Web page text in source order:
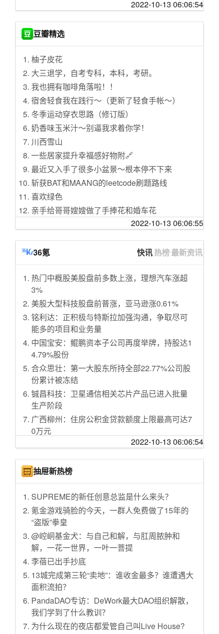
拒绝腰酸背痛 站着把工打了-北弧K2电动升降桌
轻松家居清洁 篇十二：简单轻松就实现了扫拖
自由，石头扫地机器人G10S AUTO使用感受
夫拉手机壳
有“多”有“少”，添可芙万3.0藏着哪些好用的秘
密？
回血省钱 篇六十八：【酷喵VIP 1.8折福利】91.
25年卡、8元月卡，每天仅需0.25元，1分钟轻
松教程
白酒价格狂跌：“双11” 买酒清单与价格分享
记小黄鱼7K入在保iPhone13 Pro Max 512G当
天又退的经历
入住后才醒悟：卫生间这15个装修种下的苦
果，要用余生咀嚼
从“听个响”到“好声音”，天龙Denon Home家族
轻松满足家庭多样化需求
女主播们的瑜伽裤，能塞下“三室一厅”，这件单
品女生们穿上既爱上
二狗聊数码 篇一百一十一：零基础也能轻松上
双11还没来，这些“养老”小家电怎么就已经塞满
了我的购物车呢？
电子产品 篇二十：我的OCULUS QUEST2终于
可以退役了！Pro版本4倍像素质量终于来
了！！！
拿下建行大山白，全靠这些技巧
专业护腰护脊人体工学椅怎么选？从1千到2千
再到3千多，保友金豪ew 2代人体工学椅深度体
验评测
bubble推荐清单 篇二十五：一秒入秋，36款优
衣库男装服饰特惠清单！换季/降温必备，顺风
包邮，喜欢的不要错过！
AMD 7600X性能如何？核显能玩什么游戏？这
篇告诉你！ELITE GO!AMD 7600X首发！
京东金融积分，边花边省
刘作虎开窍了：5000mAh电池+5nm芯片仅199
9元，12+256GB售价亲民
【Switch清灰日记】真香蛋炒饭来了，年末值
得一玩的NS大作
网络1:实践低成本小户型AP+AC网络方案-以女
朋友家为例
人类幼崽的护肤品分享
米家烹饪机器人是不是智商税？真实体验后觉
得还挺香的
apple watch，是男人就选41！
没有“改变”的新玩意－罗技G502 XPlus
EDC 篇四：财经专业团队的软硬生产力工具分
Meta 发布 1500 美元的 VR 头显
特斯拉和比亚迪电动车交付量破记录
制
Firefox 如何改进 macOS 版本的响应
访问密钥在 GitHub 暴露五年后丰田警告数据泄
露
调查显示逾四成 Windows PC 无法升级到 Wind
ows 11
ISC DHCP Server 寿命终止
PC 出货量三季度同比下降近 20%
2022-10-13 06:06:54
豆瓣精选
柚子皮花
大三退学，自考专科，本科，考研。
我也拥有咖啡角落啦！！
宿舍轻食我在践行～（更新了轻食手帐～）
冬季运动穿衣思路（修订版）
奶香味玉米汁～别逼我求着你学！
川西雪山
一些居家提升幸福感好物附🔗
最近又入手了很多小盆景～根本停不下来
斩获BAT和MAANG的leetcode刷题路线
喜欢绿色
亲手给哥哥嫂嫂做了手捧花和婚车花
2021.10-2022.10一周年回村记录
loft里的开放式小小小厨房，生动的生活烟火气
咖啡垃圾回收员♻️
我见过的山
宝子们！分享我的雅思快速出分办法。
如何改善自我价值感低以及过度共情
威海早市
我放假=空气炸锅996😈😋🥣（菜谱已更）
在草原上偶然遇见雪山🏔️
捡到胆子超级大的长毛小女橘
自制『特装书』
我也来做一个我几乎吃不腻的平价零食分享
房间里每一件物品每天都能用到的感觉真好
秋天的长白山是咖啡味的
手脚冰凉的姐妹们进，秋冬运动分享
2022-10-13 06:06:55
36氪 快讯热榜最新资讯
热门中概股美股盘前多数上涨，理想汽车涨超
3%
美股大型科技股盘前普涨，亚马逊涨0.61%
铭利达：正积极与特斯拉加强沟通，争取尽可
能多的项目和业务量
中国宝安：鲲鹏资本子公司再度举牌，持股达1
4.79%股份
合众思壮：第一大股东所持全部22.77%公司股
份累计被冻结
铖昌科技：卫星通信相关芯片产品已进入批量
生产阶段
广西柳州：住房公积金贷款额度上限最高可达7
0万元
两市共90只个股发生大宗交易，国瓷材料溢价2.
40%
证监会同意2家企业创业板IPO注册
华东医药：前三季度净利润同比预增4%-9%
百胜中国：计划回购不超总数10%的普通股
今日共656只港股被沽空
龙佰集团：年产20万吨电池材料级磷酸铁项目
等已达标达产
小米集团：耗资约4856.93万港元回购570万股
公司股份
亿晶光电：前三季度净利润同比扭亏为盈
天猫双11前淘宝升级长辈版：为老年人配专属
人工客服
宁德时代：截至9月30日，未经审计借款余额为
2022-10-13 06:06:54
抽屉新热榜
SUPREME的新任创意总监是什么来头？
氪金游戏骑脸的今天，一群人免费做了15年的
“盗版”拳皇
@崆峒基金犬：与自己和解，与肛周脓肿和
解，一花一世界，一叶一菩提
李蓓已出手抄底
13城完成第三轮“卖地”：谁收金最多？谁遭遇大
面积流拍？
PandaDAO专访：DeWork最大DAO组织解散，
我们学到了什么教训？
为什么现在的夜店都爱管自己叫Live House?